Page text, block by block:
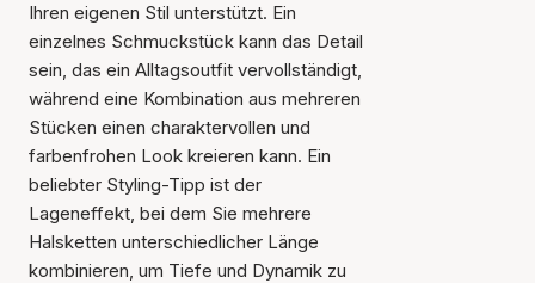
Ihren eigenen Stil unterstützt. Ein
einzelnes Schmuckstück kann das Detail
sein, das ein Alltagsoutfit vervollständigt,
während eine Kombination aus mehreren
Stücken einen charaktervollen und
farbenfrohen Look kreieren kann. Ein
beliebter Styling-Tipp ist der
Lageneffekt, bei dem Sie mehrere
Halsketten unterschiedlicher Länge
kombinieren, um Tiefe und Dynamik zu